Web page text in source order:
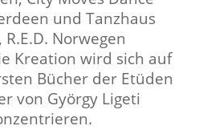
und Tanzhaus
Norwegen
Kreation wird sich auf
Bücher der Etüden
von György Ligeti